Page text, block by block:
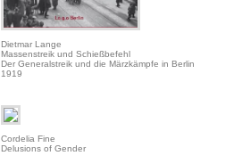
Dietmar Lange
Massenstreik und Schießbefehl
Der Generalstreik und die Märzkämpfe in Berlin
1919
Cordelia Fine
Delusions of Gender